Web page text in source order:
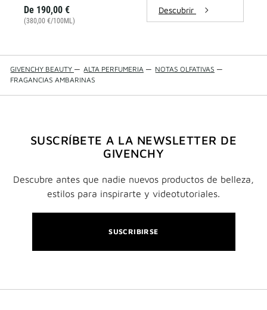
De 190,00 €
(380,00 €/100ML)
Descubrir
GIVENCHY BEAUTY — ALTA PERFUMERIA — NOTAS OLFATIVAS —
FRAGANCIAS AMBARINAS
SUSCRÍBETE A LA NEWSLETTER DE
GIVENCHY
Descubre antes que nadie nuevos productos de belleza,
estilos para inspirarte y videotutoriales.
SUSCRIBIRSE